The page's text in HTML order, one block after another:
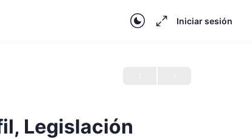
Iniciar sesión
Legislación